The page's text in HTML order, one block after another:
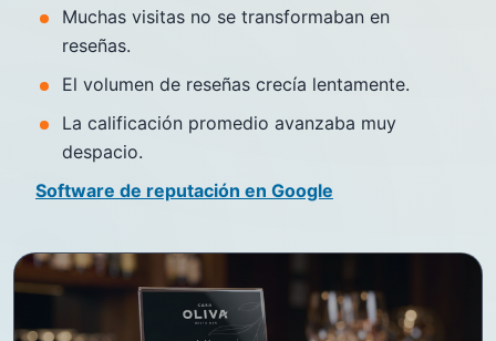
Muchas visitas no se transformaban en
reseñas.
El volumen de reseñas crecía lentamente.
La calificación promedio avanzaba muy
despacio.
Software de reputación en Google